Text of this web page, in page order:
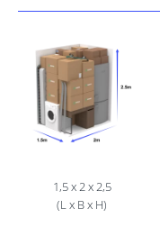
1,5 x 2 x 2,5
(L x B x H)